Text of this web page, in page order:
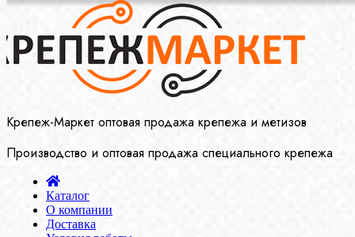
Крепеж-Маркет оптовая продажа крепежа и метизов
Производство и оптовая продажа специального крепежа
Каталог
О компании
Доставка